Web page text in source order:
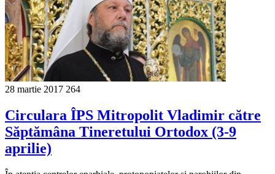
28 martie 2017 264
Circulara ÎPS Mitropolit Vladimir către
Săptămâna Tineretului Ortodox (3-9
aprilie)